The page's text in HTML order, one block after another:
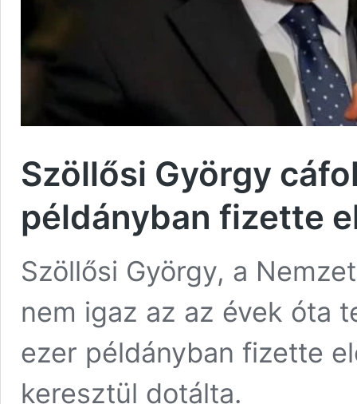
Szöllősi György
példányban fizette
Szöllősi György, a
nem igaz az az évek óta
ezer példányban fizette
keresztül dotálta.